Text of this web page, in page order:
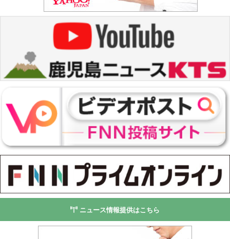
ニュース情報提供はこちら